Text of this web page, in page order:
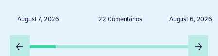
August 7, 2026 22 Comentários
Peru
August 6, 2026